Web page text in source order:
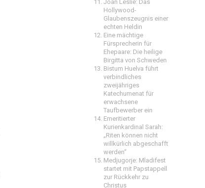
Joan Leslie: Das
Hollywood-
Glaubenszeugnis einer
echten Heldin
Eine mächtige
Fürsprecherin für
Ehepaare: Die heilige
Birgitta von Schweden
Bistum Huelva führt
verbindliches
zweijähriges
Katechumenat für
erwachsene
Taufbewerber ein
Emeritierter
Kurienkardinal Sarah:
„Riten können nicht
willkürlich abgeschafft
werden“
Medjugorje: Mladifest
startet mit Papstappell
zur Rückkehr zu
Christus